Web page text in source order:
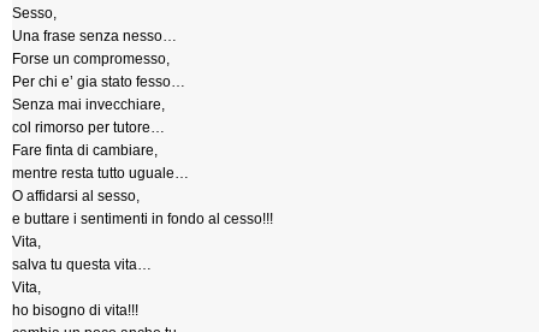
Sesso,
Una frase senza nesso…
Forse un compromesso,
Per chi e’ gia stato fesso…
Senza mai invecchiare,
col rimorso per tutore…
Fare finta di cambiare,
mentre resta tutto uguale…
O affidarsi al sesso,
e buttare i sentimenti in fondo al cesso!!!
Vita,
salva tu questa vita…
Vita,
ho bisogno di vita!!!